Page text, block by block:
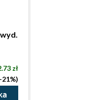
zł
21%)